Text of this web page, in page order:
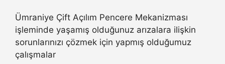
Ümraniye Çift Açılım Pencere Mekanizması
işleminde yaşamış olduğunuz arızalara ilişkin
sorunlarınızı çözmek için yapmış olduğumuz
çalışmalar